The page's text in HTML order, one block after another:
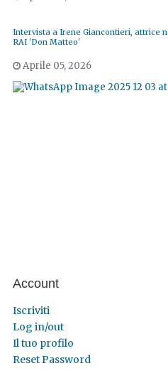
Intervista a Irene Giancontieri, attrice
RAI 'Don Matteo'
Aprile 05, 2026
Account
Iscriviti
Log in/out
Il tuo profilo
Reset Password